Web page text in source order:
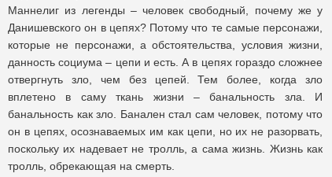
Маннелиг из легенды – человек свободный, почему же у
Данишевского он в цепях? Потому что те самые персонажи,
которые не персонажи, а обстоятельства, условия жизни,
данность социума – цепи и есть. А в цепях гораздо сложнее
отвергнуть зло, чем без цепей. Тем более, когда зло
вплетено в саму ткань жизни – банальность зла. И
банальность как зло. Банален стал сам человек, потому что
он в цепях, осознаваемых им как цепи, но их не разорвать,
поскольку их надевает не тролль, а сама жизнь. Жизнь как
тролль, обрекающая на смерть.